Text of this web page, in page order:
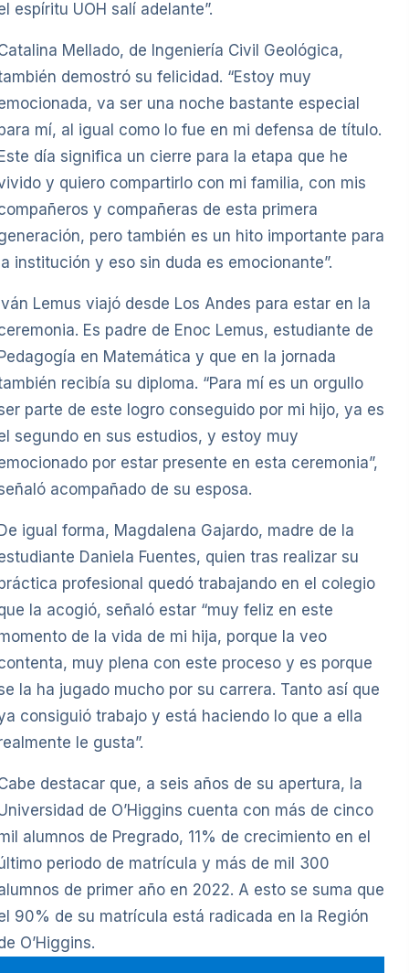
espíritu UOH salí adelante”.
Mellado, de Ingeniería Civil Geológica,
demostró su felicidad. “Estoy muy
va ser una noche bastante especial
mí, al igual como lo fue en mi defensa de título.
día significa un cierre para la etapa que he
y quiero compartirlo con mi familia, con mis
y compañeras de esta primera
pero también es un hito importante para
institución y eso sin duda es emocionante”.
Lemus viajó desde Los Andes para estar en la
Es padre de Enoc Lemus, estudiante de
en Matemática y que en la jornada
recibía su diploma. “Para mí es un orgullo
parte de este logro conseguido por mi hijo, ya es
segundo en sus estudios, y estoy muy
por estar presente en esta ceremonia”,
acompañado de su esposa.
igual forma, Magdalena Gajardo, madre de la
Daniela Fuentes, quien tras realizar su
profesional quedó trabajando en el colegio
la acogió, señaló estar “muy feliz en este
de la vida de mi hija, porque la veo
muy plena con este proceso y es porque
la ha jugado mucho por su carrera. Tanto así que
consiguió trabajo y está haciendo lo que a ella
le gusta”.
destacar que, a seis años de su apertura, la
de O’Higgins cuenta con más de cinco
alumnos de Pregrado, 11% de crecimiento en el
periodo de matrícula y más de mil 300
de primer año en 2022. A esto se suma que
90% de su matrícula está radicada en la Región
O’Higgins.